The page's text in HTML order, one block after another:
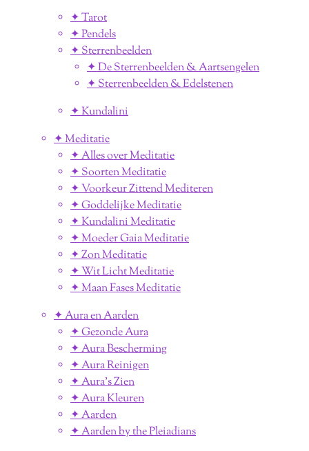
✦ Tarot
✦ Pendels
✦ Sterrenbeelden
✦ De Sterrenbeelden & Aartsengelen
✦ Sterrenbeelden & Edelstenen
✦ Kundalini
✦ Meditatie
✦ Alles over Meditatie
✦ Soorten Meditatie
✦ Voorkeur Zittend Mediteren
✦ Goddelijke Meditatie
✦ Kundalini Meditatie
✦ Moeder Gaia Meditatie
✦ Zon Meditatie
✦ Wit Licht Meditatie
✦ Maan Fases Meditatie
✦ Aura en Aarden
✦ Gezonde Aura
✦ Aura Bescherming
✦ Aura Reinigen
✦ Aura's Zien
✦ Aura Kleuren
✦ Aarden
✦ Aarden by the Pleiadians